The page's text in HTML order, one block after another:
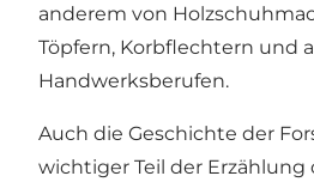
anderem von
Töpfern, Korbflechtern und
Handwerksberufen.
Auch die Geschichte der
wichtiger Teil der Erzählung